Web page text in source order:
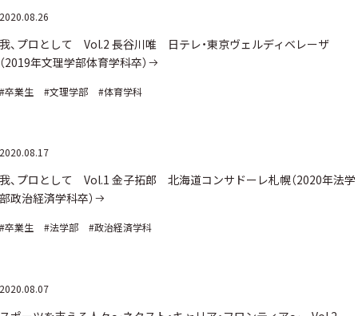
、プロとして Vol.2 長谷川唯 日テレ・東京ヴェルディベレーザ
2019年文理学部体育学科卒）
卒業生 #文理学部 #体育学科
、プロとして Vol.1 金子拓郎 北海道コンサドーレ札幌（2020年法学
政治経済学科卒）
卒業生 #法学部 #政治経済学科